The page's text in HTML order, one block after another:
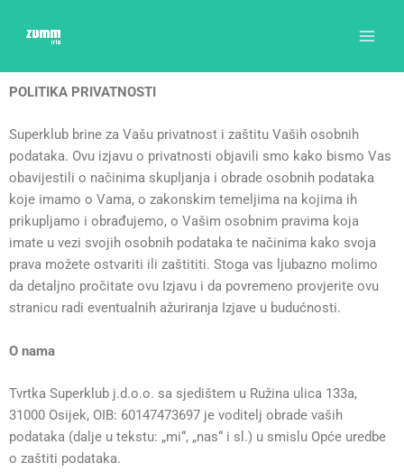
POLITIKA PRIVATNOSTI
Superklub brine za Vašu privatnost i zaštitu Vaših osobnih
podataka. Ovu izjavu o privatnosti objavili smo kako bismo Vas
obavijestili o načinima skupljanja i obrade osobnih podataka
koje imamo o Vama, o zakonskim temeljima na kojima ih
prikupljamo i obrađujemo, o Vašim osobnim pravima koja
imate u vezi svojih osobnih podataka te načinima kako svoja
prava možete ostvariti ili zaštititi. Stoga vas ljubazno molimo
da detaljno pročitate ovu Izjavu i da povremeno provjerite ovu
stranicu radi eventualnih ažuriranja Izjave u budućnosti.
O nama
Tvrtka Superklub j.d.o.o. sa sjedištem u Ružina ulica 133a,
31000 Osijek, OIB: 60147473697 je voditelj obrade vaših
podataka (dalje u tekstu: „mi“, „nas“ i sl.) u smislu Opće uredbe
o zaštiti podataka.